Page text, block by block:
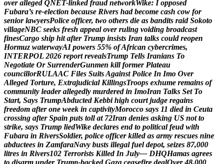
over alleged QNET-linked fraud networkWike: I opposed
Fubara’s re-election because Rivers had become cash cow for
senior lawyersPolice officer, two others die as bandits raid Sokoto
villageNBC seeks fresh appeal over ruling voiding broadcast
finesCargo ship hit after Trump insists Iran talks could reopen
Hormuz waterwayAI powers 55% ofAfrican cybercrimes,
INTERPOL 2026 report revealsTrump Tells Iranians To
Negotiate Or SurrenderGunmen kill former Plateau
councillorRULAAC Files SuitsAgainst Police In Imo Over
Alleged Torture, Extrajudicial KillingsTroops exhume remains of
community leader allegedly murdered in ImoIran Talks Set To
Start, Says TrumpAbducted Kebbi high court judge regains
freedom after one week in captivityMorocco says 11 died in Ceuta
crossing after Spain puts toll at 72Iran denies asking US not to
strike, says Trump liedWike declares end to political feud with
Fubara in RiversSoldier, police officer killed as army rescues nine
abductees in ZamfaraNavy busts illegal fuel depot, seizes 87,000
litres in Rivers102 Terrorists Killed In July— DHQHamas agrees
to disarm under Trump-backed Gaza ceasefire dealOver 48,000